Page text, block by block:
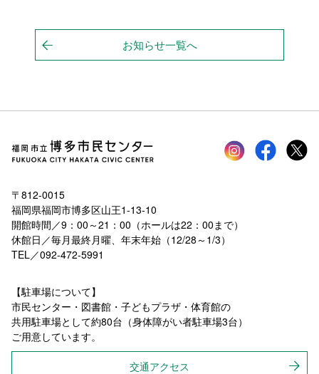
お知らせ一覧へ
Instagramfacebook
〒812-0015
福岡県福岡市博多区山王1-13-10
開館時間／9：00～21：00（ホールは22：00まで）
休館日／毎月最終月曜、年末年始（12/28～1/3）
TEL／092-472-5991
【駐車場について】
市民センター・図書館・子どもプラザ・体育館の
共用駐車場として約80台（身体障がい者駐車場3台）
ご用意しています。
交通アクセス